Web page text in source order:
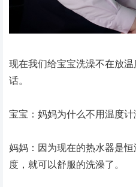
现在我们给宝宝洗澡不在放
话。
宝宝：妈妈为什么不用温度计
妈妈：因为现在的热水器是
度，就可以舒服的洗澡了。